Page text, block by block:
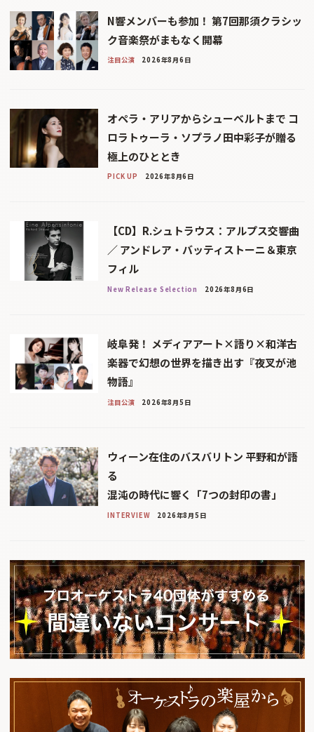
N響メンバーも参加！ 第7回那須クラシッ
ク音楽祭がまもなく開幕
注目公演 2026年8月6日
オペラ・アリアからシューベルトまで コ
ロラトゥーラ・ソプラノ田中彩子が贈る
極上のひととき
PICK UP 2026年8月6日
【CD】R.シュトラウス：アルプス交響曲
／ アンドレア・バッティストーニ＆東京
フィル
New Release Selection 2026年8月6日
岐阜発！ メディアアート×語り×和洋古
楽器で幻想の世界を描き出す『夜叉が池
物語』
注目公演 2026年8月5日
ウィーン在住のバスバリトン 平野和が語
る
混沌の時代に響く「7つの封印の書」
INTERVIEW 2026年8月5日